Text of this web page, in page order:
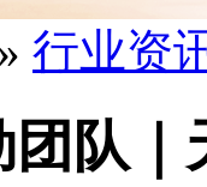
行业资
队